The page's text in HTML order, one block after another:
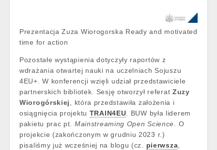
Prezentacja Zuza Wiorogorska Ready and motivated
time for action
Pozostałe wystąpienia dotyczyły raportów z
wdrażania otwartej nauki na uczelniach Sojuszu
4EU+. W konferencji wzięli udział przedstawiciele
partnerskich bibliotek. Sesję otworzył referat Zuzy
Wiorogórskiej
, która przedstawiła założenia i
osiągnięcia projektu TRAIN4EU . BUW była liderem
pakietu prac pt. Mainstreaming Open Science . O
projekcie (zakończonym w grudniu 2023 r.)
pisaliśmy już wcześniej na blogu (cz. pierwsza